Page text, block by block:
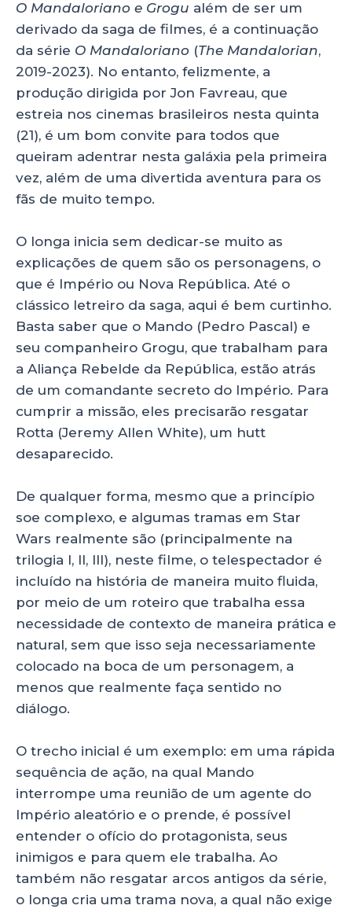
O Mandaloriano e Grogu além de ser um
derivado da saga de filmes, é a continuação
da série O Mandaloriano (The Mandalorian,
2019-2023). No entanto, felizmente, a
produção dirigida por Jon Favreau, que
estreia nos cinemas brasileiros nesta quinta
(21), é um bom convite para todos que
queiram adentrar nesta galáxia pela primeira
vez, além de uma divertida aventura para os
fãs de muito tempo.
O longa inicia sem dedicar-se muito as
explicações de quem são os personagens, o
que é Império ou Nova República. Até o
clássico letreiro da saga, aqui é bem curtinho.
Basta saber que o Mando (Pedro Pascal) e
seu companheiro Grogu, que trabalham para
a Aliança Rebelde da República, estão atrás
de um comandante secreto do Império. Para
cumprir a missão, eles precisarão resgatar
Rotta (Jeremy Allen White), um hutt
desaparecido.
De qualquer forma, mesmo que a princípio
soe complexo, e algumas tramas em Star
Wars realmente são (principalmente na
trilogia I, II, III), neste filme, o telespectador é
incluído na história de maneira muito fluida,
por meio de um roteiro que trabalha essa
necessidade de contexto de maneira prática e
natural, sem que isso seja necessariamente
colocado na boca de um personagem, a
menos que realmente faça sentido no
diálogo.
O trecho inicial é um exemplo: em uma rápida
sequência de ação, na qual Mando
interrompe uma reunião de um agente do
Império aleatório e o prende, é possível
entender o ofício do protagonista, seus
inimigos e para quem ele trabalha. Ao
também não resgatar arcos antigos da série,
o longa cria uma trama nova, a qual não exige